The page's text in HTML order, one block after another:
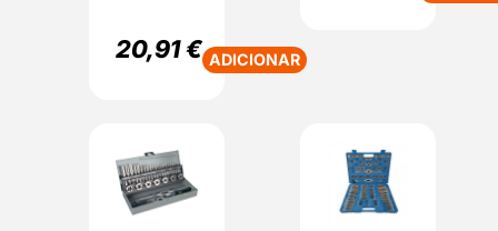
20,91€ ADICIONAR